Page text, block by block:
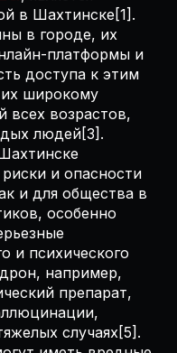
в Шахтинске[1].
в городе, их
платформы и
доступа к этим
широкому
всех возрастов,
людей[3].
и опасности
и для общества в
особенно
и психического
например,
препарат,
случаях[5].